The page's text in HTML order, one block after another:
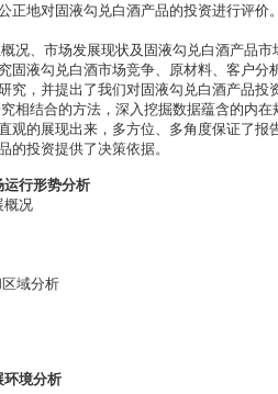
正地对固液勾兑白酒产品的投资进行评价
况、市场发展现状及固液勾兑白酒产品市
固液勾兑白酒市场竞争、原材料、客户分
，并提出了我们对固液勾兑白酒产品投
相结合的方法，深入挖掘数据蕴含的内在
观的展现出来，多方位、多角度保证了报
的投资提供了决策依据。
运行形势分析
概况
域分析
环境分析